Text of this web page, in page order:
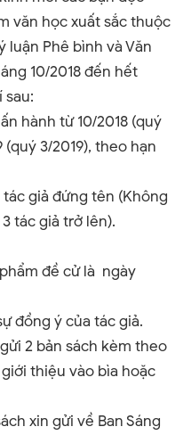
văn học xuất sắc thuộc
luận Phê bình và Văn
10/2018 đến hết
sau:
hành từ 10/2018 (quý
3/2019), theo hạn
giả đứng tên (Không
tác giả trở lên).
đề cử là ngày
đồng ý của tác giả.
2 bản sách kèm theo
thiệu vào bìa hoặc
xin gửi về Ban Sáng